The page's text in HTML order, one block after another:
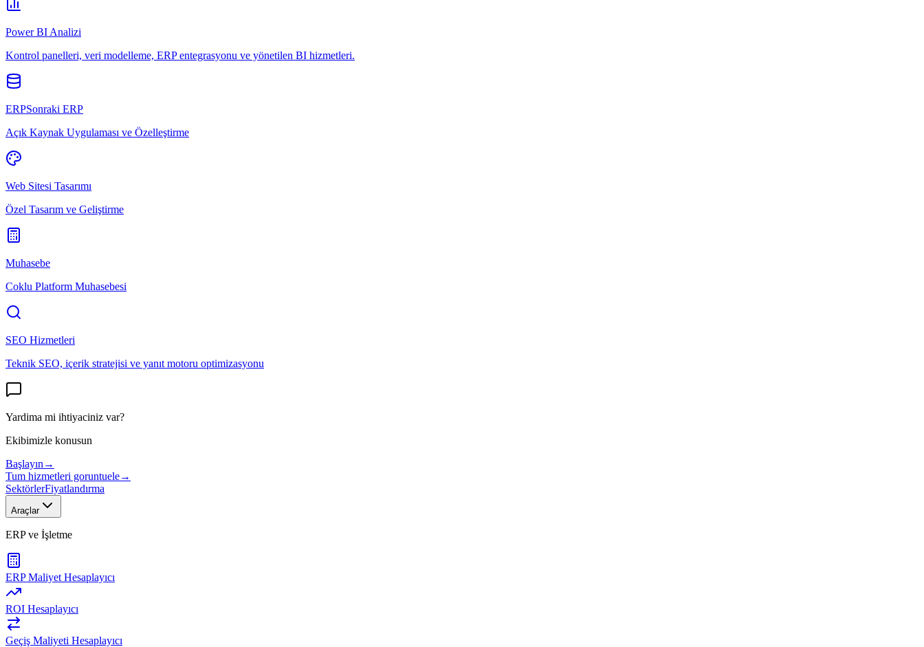
Power BI Analizi
Kontrol panelleri, veri modelleme, ERP entegrasyonu ve yönetilen BI hizmetleri.
ERPSonraki ERP
Açık Kaynak Uygulaması ve Özelleştirme
Web Sitesi Tasarımı
Özel Tasarım ve Geliştirme
Muhasebe
Coklu Platform Muhasebesi
SEO Hizmetleri
Teknik SEO, içerik stratejisi ve yanıt motoru optimizasyonu
Yardima mi ihtiyaciniz var?
Ekibimizle konusun
Başlayın →
Tum hizmetleri goruntuele→
SektörlerFiyatlandırma
Araçlar
ERP ve İşletme
ERP Maliyet Hesaplayıcı
ROI Hesaplayıcı
Geçiş Maliyeti Hesaplayıcı